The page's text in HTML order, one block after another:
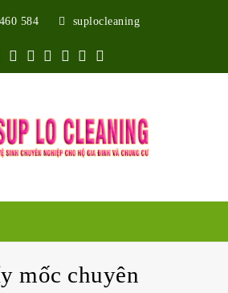
584 suplocleaning
TwitterFacebook
Google
Plus
Pinterest
Instagram
Youtube
mốc chuyên